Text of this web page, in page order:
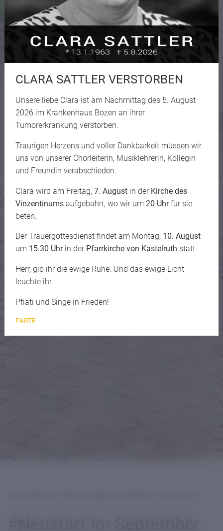
CLARA SATTLER VERSTORBEN
Unsere liebe Clara ist am Nachmittag des 5. August
2026 im Krankenhaus Bozen an ihrer
Tumorerkrankung verstorben.
Traurigen Herzens und voller Dankbarkeit müssen wir
uns von unserer Chorleiterin, Musiklehrerin, Kollegin
und Freundin verabschieden.
Clara wird am Freitag, 7. Augustin der Kirche des
Vinzentinumsaufgebahrt, wo wir um 20 Uhrfür sie
beten.
Der Trauergottesdienst findet am Montag, 10. August
um 15.30 Uhrin der Pfarrkirche von Kastelruth statt
Herr, gib ihr die ewige Ruhe. Und das ewige Licht
leuchte ihr.
Pfiati und Singe in Frieden!
PARTE